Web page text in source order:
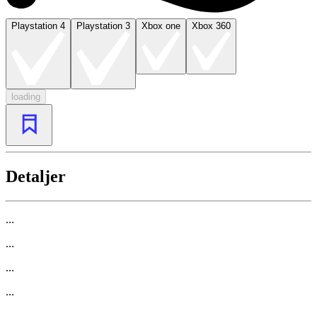
Playstation 4 Playstation 3 Xbox one Xbox 360
loading
Detaljer
...
...
...
...